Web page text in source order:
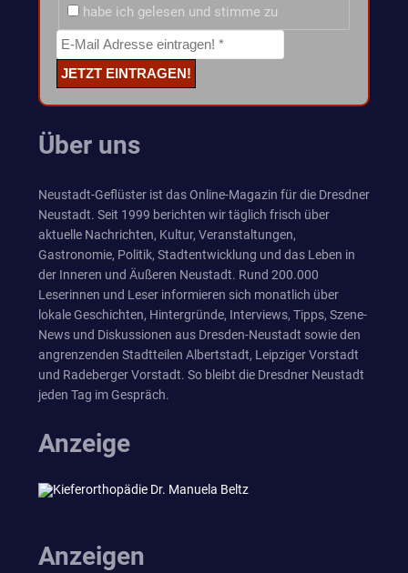
habe ich gelesen und stimme zu
Über uns
Neustadt-Geflüster ist das Online-Magazin für die Dresdner
Neustadt. Seit 1999 berichten wir täglich frisch über
aktuelle Nachrichten, Kultur, Veranstaltungen,
Gastronomie, Politik, Stadtentwicklung und das Leben in
der Inneren und Äußeren Neustadt. Rund 200.000
Leserinnen und Leser informieren sich monatlich über
lokale Geschichten, Hintergründe, Interviews, Tipps, Szene-
News und Diskussionen aus Dresden-Neustadt sowie den
angrenzenden Stadtteilen Albertstadt, Leipziger Vorstadt
und Radeberger Vorstadt. So bleibt die Dresdner Neustadt
jeden Tag im Gespräch.
Anzeige
Anzeigen